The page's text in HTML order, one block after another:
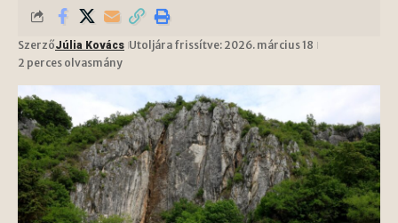
SzerzőJúlia Kovács Utoljára frissítve: 2026. március 18
2 perces olvasmány